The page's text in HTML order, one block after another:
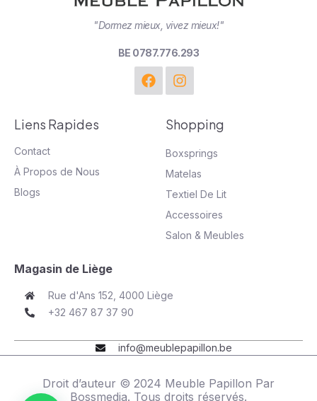
"Dormez mieux, vivez mieux!"
BE 0787.776.293
Liens Rapides
Contact
À Propos de Nous
Blogs
Shopping
Boxsprings
Matelas
Textiel De Lit
Accessoires
Salon & Meubles
Magasin de Liège
Rue d'Ans 152, 4000 Liège
+32 467 87 37 90
info@meublepapillon.be
Droit d’auteur © 2024 Meuble Papillon Par
Bossmedia. Tous droits réservés.